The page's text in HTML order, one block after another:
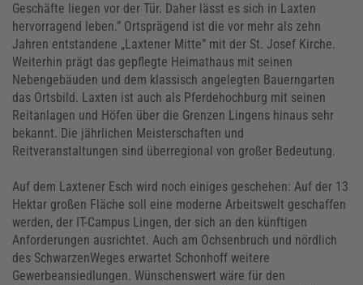
Geschäfte liegen vor der Tür. Daher lässt es sich in Laxten
hervorragend leben.” Ortsprägend ist die vor mehr als zehn
Jahren entstandene „Laxtener Mitte” mit der St. Josef Kirche.
Weiterhin prägt das gepflegte Heimathaus mit seinen
Nebengebäuden und dem klassisch angelegten Bauerngarten
das Ortsbild. Laxten ist auch als Pferdehochburg mit seinen
Reitanlagen und Höfen über die Grenzen Lingens hinaus sehr
bekannt. Die jährlichen Meisterschaften und
Reitveranstaltungen sind überregional von großer Bedeutung.
Auf dem Laxtener Esch wird noch einiges geschehen: Auf der 13
Hektar großen Fläche soll eine moderne Arbeitswelt geschaffen
werden, der IT-Campus Lingen, der sich an den künftigen
Anforderungen ausrichtet. Auch am Ochsenbruch und nördlich
des SchwarzenWeges erwartet Schonhoff weitere
Gewerbeansiedlungen. Wünschenswert wäre für den